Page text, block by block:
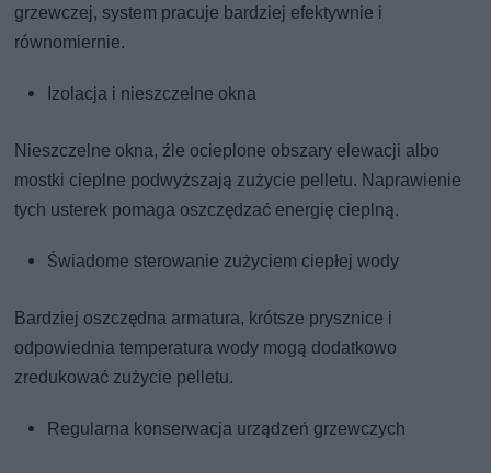
grzewczej, system pracuje bardziej efektywnie i
równomiernie.
Izolacja i nieszczelne okna
Nieszczelne okna, źle ocieplone obszary elewacji albo
mostki cieplne podwyższają zużycie pelletu. Naprawienie
tych usterek pomaga oszczędzać energię cieplną.
Świadome sterowanie zużyciem ciepłej wody
Bardziej oszczędna armatura, krótsze prysznice i
odpowiednia temperatura wody mogą dodatkowo
zredukować zużycie pelletu.
Regularna konserwacja urządzeń grzewczych